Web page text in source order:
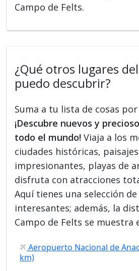
Campo de Felts.
¿Qué otros lugares
puedo descubrir?
Suma a tu lista de cosas por
¡Descubre nuevos y
todo el mundo! Viaja a los
ciudades históricas, paisajes
impresionantes, playas de
disfruta con atracciones
Aquí tienes una selección
interesantes; además, la
Campo de Felts se muestra
Aeropuerto Nacional de
km)